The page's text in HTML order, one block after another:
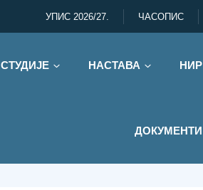
УПИС 2026/27. ЧАСОПИС
СТУДИЈЕ НАСТАВА НИР
ДОКУМЕНТИ